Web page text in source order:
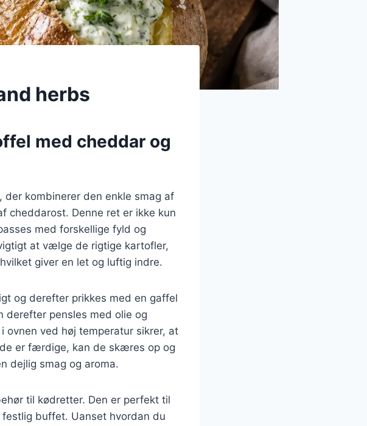
herbs
med cheddar og
kombinerer den enkle smag af
cheddarost. Denne ret er ikke kun
med forskellige fyld og
at vælge de rigtige kartofler,
giver en let og luftig indre.
og derefter prikkes med en gaffel
derefter pensles med olie og
ovnen ved høj temperatur sikrer, at
er færdige, kan de skæres op og
dejlig smag og aroma.
til kødretter. Den er perfekt til
buffet. Uanset hvordan du